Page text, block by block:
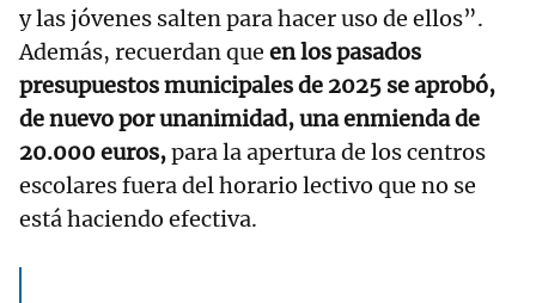
y las jóvenes salten para hacer uso de ellos”.
Además, recuerdan que en los pasados
presupuestos municipales de 2025 se aprobó,
de nuevo por unanimidad, una enmienda de
20.000 euros,para la apertura de los centros
escolares fuera del horario lectivo que no se
está haciendo efectiva.